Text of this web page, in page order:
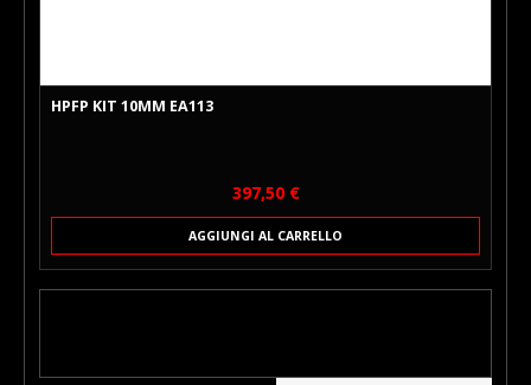
HPFP KIT 10MM EA113
Prezzo
397,50 €
AGGIUNGI AL CARRELLO